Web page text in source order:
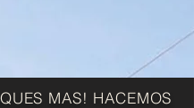
MAS! HACEMOS